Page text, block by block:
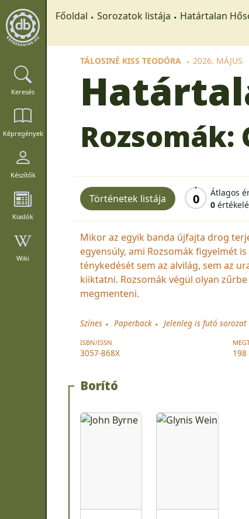
Keresés
Képregények
Készítők
Kiadók
Wiki
Főoldal Sorozatok listája Határtalan
TÁLOSINÉ KISS TEODÓRA 2026. MÁJUS
Rozsomák:
Történetek listája 0 Átlagos
0
Mikor az egyik banda újfajta drog
egyensúly, ami Rozsomák figyelmét
ténykedését sem az alvilág, sem az
kiiktatni. Rozsomák végül olyan
megmenteni.
Színes Paperback Jelenleg is futó sorozat
ISBN/ISSN
3057-868X 198
Borító